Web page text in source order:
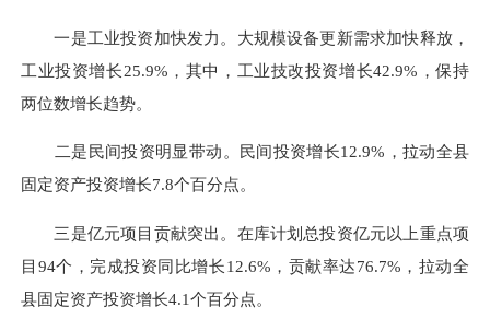
一是工业投资加快发力。大规模设备更新需求加快释放，
工业投资增长25.9%，其中，工业技改投资增长42.9%，保持
两位数增长趋势。
二是民间投资明显带动。民间投资增长12.9%，拉动全县
固定资产投资增长7.8个百分点。
三是亿元项目贡献突出。在库计划总投资亿元以上重点项
目94个，完成投资同比增长12.6%，贡献率达76.7%，拉动全
县固定资产投资增长4.1个百分点。